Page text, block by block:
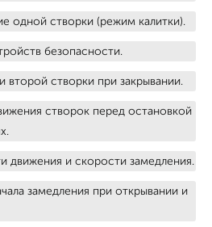
одной створки (режим калитки).
безопасности.
второй створки при закрывании.
створок перед остановкой
движения и скорости замедления.
замедления при открывании и